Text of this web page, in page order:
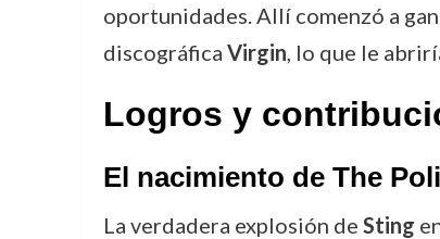
oportunidades. Allí comenzó a
discográfica Virgin, lo que le
Logros y
El nacimiento de The
La verdadera explosión de Sting